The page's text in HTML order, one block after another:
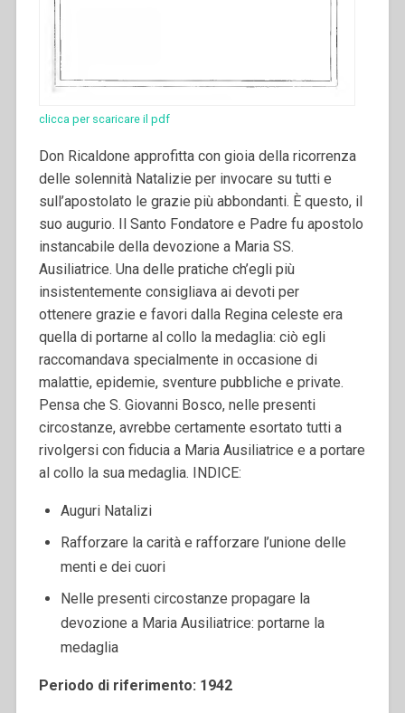
clicca per scaricare il pdf
Don Ricaldone approfitta con gioia della ricorrenza
delle solennità Natalizie per invocare su tutti e
sull’apostolato le grazie più abbondanti. È questo, il
suo augurio. Il Santo Fondatore e Padre fu apostolo
instancabile della devozione a Maria SS.
Ausiliatrice. Una delle pratiche ch’egli più
insistentemente consigliava ai devoti per
ottenere grazie e favori dalla Regina celeste era
quella di portarne al collo la medaglia: ciò egli
raccomandava specialmente in occasione di
malattie, epidemie, sventure pubbliche e private.
Pensa che S. Giovanni Bosco, nelle presenti
circostanze, avrebbe certamente esortato tutti a
rivolgersi con fiducia a Maria Ausiliatrice e a portare
al collo la sua medaglia. INDICE:
Auguri Natalizi
Rafforzare la carità e rafforzare l’unione delle
menti e dei cuori
Nelle presenti circostanze propagare la
devozione a Maria Ausiliatrice: portarne la
medaglia
Periodo di riferimento: 1942